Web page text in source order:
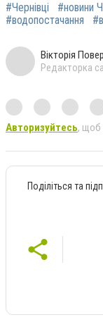
#Чернівці #новини
#водопостачання
Вікторія
Редакторка
Авторизуйтесь, щоб
Поділіться та